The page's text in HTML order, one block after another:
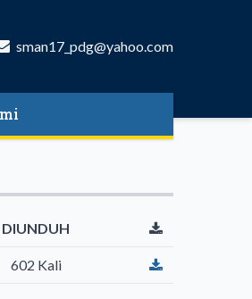
sman17_pdg@yahoo.com
DIUNDUH
602 Kali